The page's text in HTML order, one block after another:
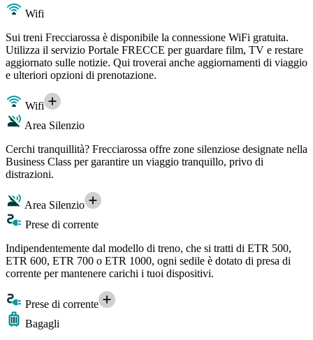
Wifi
Sui treni Frecciarossa è disponibile la connessione WiFi gratuita.
Utilizza il servizio Portale FRECCE per guardare film, TV e restare
aggiornato sulle notizie. Qui troverai anche aggiornamenti di viaggio
e ulteriori opzioni di prenotazione.
Wifi
Area Silenzio
Cerchi tranquillità? Frecciarossa offre zone silenziose designate nella
Business Class per garantire un viaggio tranquillo, privo di
distrazioni.
Area Silenzio
Prese di corrente
Indipendentemente dal modello di treno, che si tratti di ETR 500,
ETR 600, ETR 700 o ETR 1000, ogni sedile è dotato di presa di
corrente per mantenere carichi i tuoi dispositivi.
Prese di corrente
Bagagli